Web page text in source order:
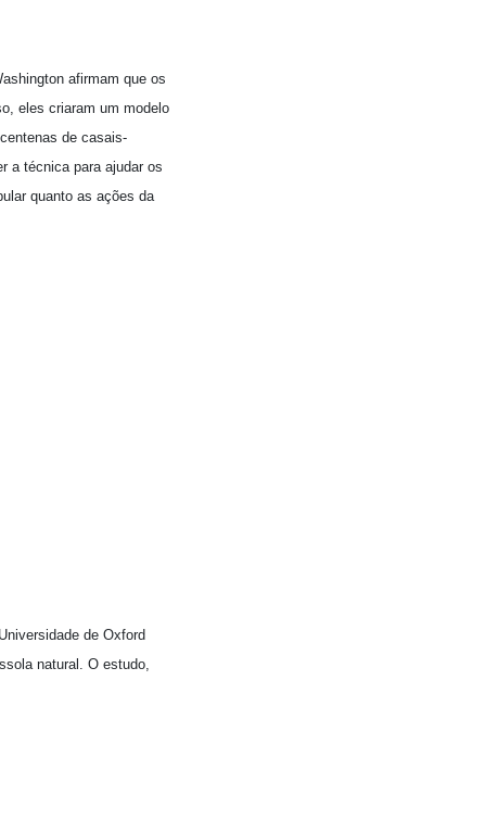
afirmam que os
eles criaram um modelo
de casais-
a técnica para ajudar os
quanto as ações da
de Oxford
natural. O estudo,